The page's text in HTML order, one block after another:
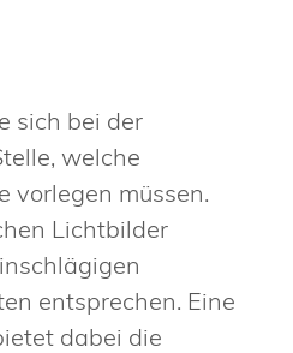
sich bei der
welche
vorlegen müssen.
Lichtbilder
entsprechen. Eine
dabei die